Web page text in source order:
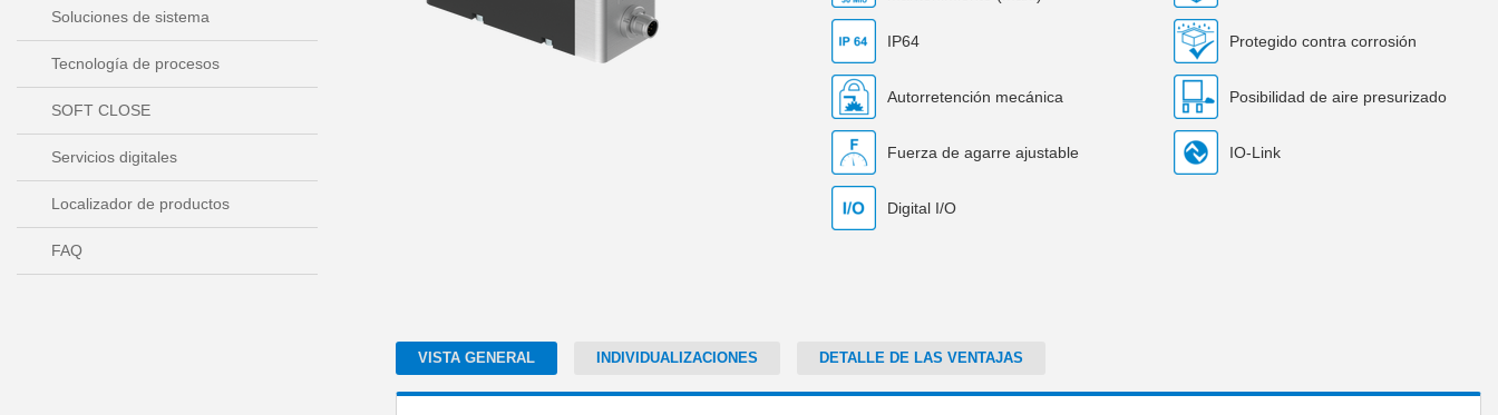
Soluciones de sistema
Tecnología de procesos
SOFT CLOSE
Servicios digitales
Localizador de productos
FAQ
IP64 Protegido contra corrosión
Autorretención mecánica Posibilidad de aire presurizado
Fuerza de agarre ajustable IO-Link
Digital I/O
VISTA GENERAL INDIVIDUALIZACIONES DETALLE DE LAS VENTAJAS